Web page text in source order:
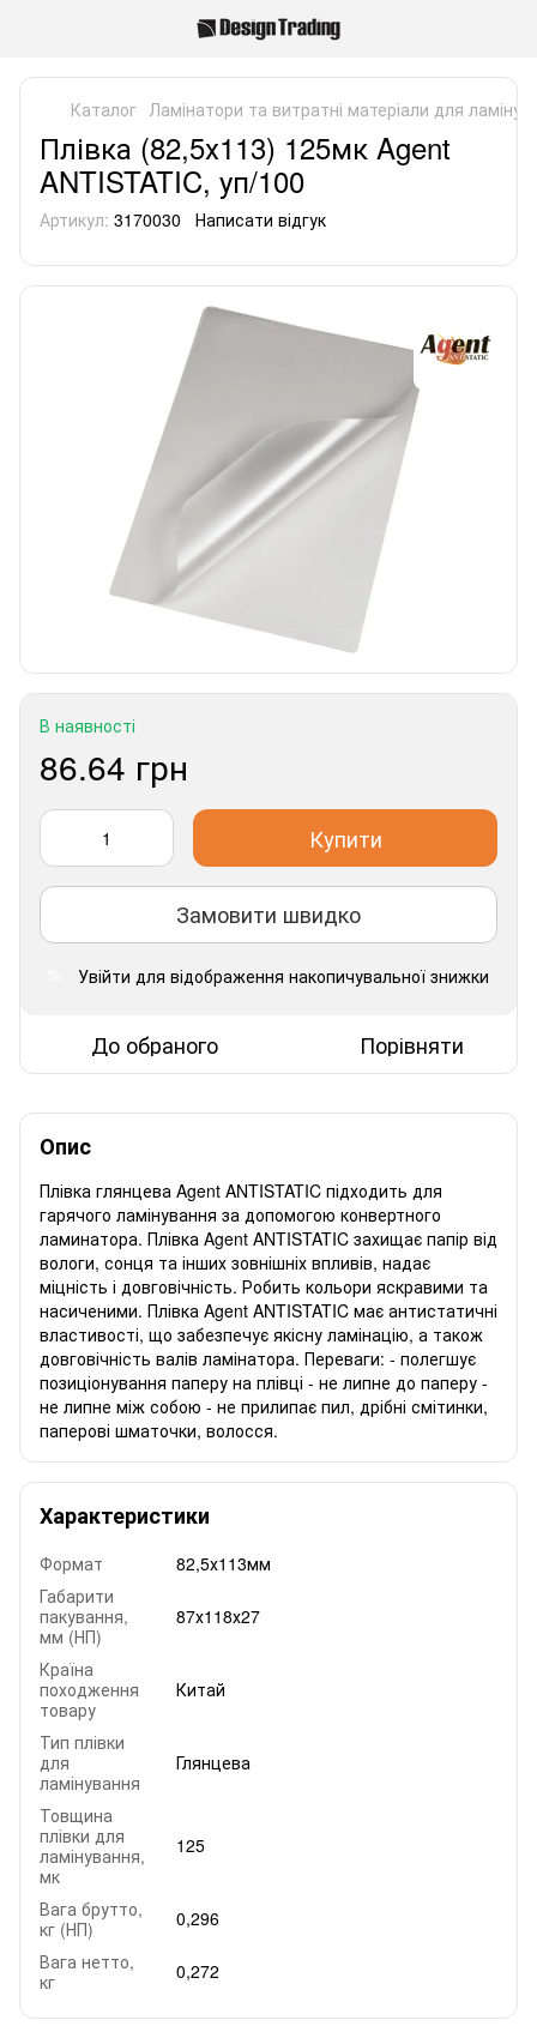
Каталог Ламінатори та витратні матеріали для
Плівка (82,5х113) 125мк Agent
ANTISTATIC, уп/100
Артикул: 3170030 Написати відгук
В наявності
86.64 грн
Купити
Замовити швидко
Увійти для відображення накопичувальної знижки
До обраного Порівняти
Опис
Плівка глянцева Agent ANTISTATIC підходить для
гарячого ламінування за допомогою конвертного
ламинатора. Плівка Agent ANTISTATIC захищає папір від
вологи, сонця та інших зовнішніх впливів, надає
міцність і довговічність. Робить кольори яскравими та
насиченими. Плівка Agent ANTISTATIC має антистатичні
властивості, що забезпечує якісну ламінацію, а також
довговічність валів ламінатора. Переваги: - полегшує
позиціонування паперу на плівці - не липне до паперу -
не липне між собою - не прилипає пил, дрібні смітинки,
паперові шматочки, волосся.
Характеристики
Формат
82,5х113мм
Габарити
пакування,
мм (НП)
87х118х27
Країна
походження
товару
Китай
Тип плівки
для
ламінування
Глянцева
Товщина
плівки для
ламінування,
мк
125
Вага брутто,
кг (НП)
0,296
Вага нетто,
кг
0,272